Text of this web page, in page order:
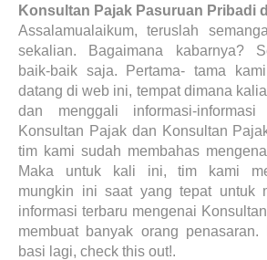
Konsultan Pajak Pasuruan Pribadi
Assalamualaikum, teruslah
sekalian. Bagaimana kabarnya?
baik-baik saja. Pertama- tama
datang di web ini, tempat dimana
dan menggali informasi-
Konsultan Pajak dan Konsultan
tim kami sudah membahas
Maka untuk kali ini, tim kami
mungkin ini saat yang tepat untuk
informasi terbaru mengenai
membuat banyak orang
basi lagi, check this out!.